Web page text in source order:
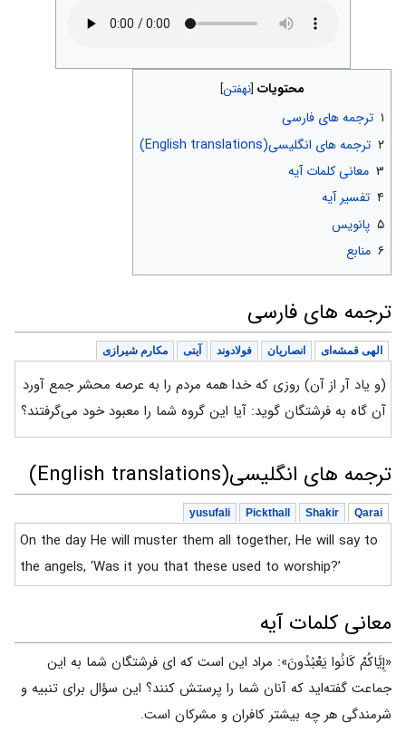
محتویات
۱ ترجمه های فارسی
۲ ترجمه های انگلیسی(English translations)
۳ معانی کلمات آیه
۴ تفسیر آیه
۵ پانویس
۶ منابع
ترجمه های فارسی
الهی قمشه‌ای انصاریان فولادوند آیتی مکارم شیرازی
(و یاد آر از آن) روزی که خدا همه مردم را به عرصه محشر جمع آورد
آن گاه به فرشتگان گوید: آیا این گروه شما را معبود خود می‌گرفتند؟
ترجمه های انگلیسی(English translations)
Qarai
Shakir
Pickthall
yusufali
On the day He will muster them all together, He will say to
the angels, ‘Was it you that these used to worship?’
معانی کلمات آیه
«إِیَّاکُمْ کَانُوا یَعْبُدُونَ»: مراد این است که ای فرشتگان شما به این
جماعت گفته‌اید که آنان شما را پرستش کنند؟ این سؤال برای تنبیه و
شرمندگی هر چه بیشتر کافران و مشرکان است.